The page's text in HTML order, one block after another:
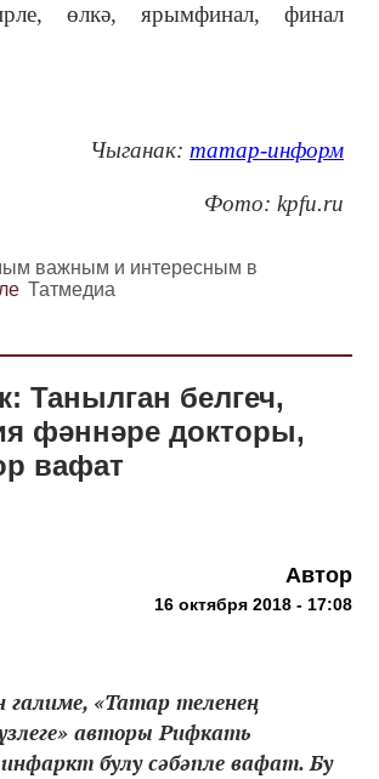
өлкә, ярымфинал, финал
Чыганак: татар-информ
Фото: kpfu.ru
важным и интересным в
Татмедиа
Танылган белгеч,
фәннәре докторы,
вафат
Автор
16 октября 2018 - 17:08
«Татар теленең
авторы Рифкать
булу сәбәпле вафат. Бу